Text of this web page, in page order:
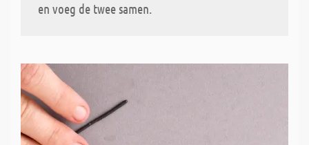
en voeg de twee samen.